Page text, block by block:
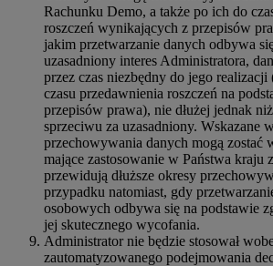
Rachunku Demo, a także po ich do
roszczeń wynikających z przepisów
jakim przetwarzanie danych odbywa
uzasadniony interes Administratora,
przez czas niezbędny do jego
czasu przedawnienia roszczeń na
przepisów prawa), nie dłużej jednak
sprzeciwu za uzasadniony. Wskazane
przechowywania danych mogą zostać
mające zastosowanie w Państwa kraju
przewidują dłuższe okresy
przypadku natomiast, gdy
osobowych odbywa się na podstawie
jej skutecznego wycofania.
Administrator nie będzie stosował
zautomatyzowanego podejmowania